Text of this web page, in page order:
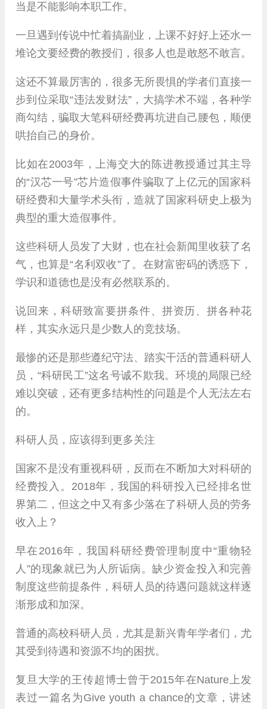
当是不能影响本职工作。
一旦遇到传说中忙着搞副业，上课不好好上还水一
堆论文要经费的教授们，很多人也是敢怒不敢言。
这还不算最厉害的，很多无所畏惧的学者们直接一
步到位采取“违法发财法”，大搞学术不端，各种学
商勾结，骗取大笔科研经费再坑进自己腰包，顺便
哄抬自己的身价。
比如在2003年，上海交大的陈进教授通过其主导
的“汉芯一号”芯片造假事件骗取了上亿元的国家科
研经费和大量学术头衔，造就了国家科研史上极为
典型的重大造假事件。
这些科研人员发了大财，也在社会新闻里收获了名
气，也算是“名利双收”了。在财富密码的诱惑下，
学识和道德也是没有必然联系的。
说回来，科研致富要拼条件、拼资历、拼各种花
样，其实永远只是少数人的竞技场。
最惨的还是那些遵纪守法、踏实干活的普通科研人
员，“科研民工”这名号诚不欺我。环境的局限已经
难以突破，还有更多结构性的问题是个人无法左右
的。
科研人员，应该得到更多关注
国家不是没有重视科研，反而在不断加大对科研的
经费投入。2018年，我国的科研投入已经排名世
界第二，但这之中又有多少落在了科研人员的劳务
收入上？
早在2016年，我国科研经费管理制度中“重物轻
人”的现象就已为人所诟病。缺少资金投入和完善
制度这些前提条件，科研人员的待遇问题就这样逐
渐形成和加深。
普通的高校科研人员，尤其是新兴青年学者们，尤
其受到待遇和资源不均的困扰。
复旦大学的王传超博士曾于2015年在Nature上发
表过一篇名为Give youth a chance的文章，讲述